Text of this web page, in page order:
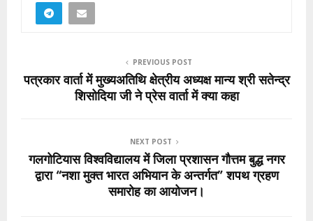
PREVIOUS POST
पत्रकार वार्ता में मुख्यअतिथि क्षेत्रीय अध्यक्ष मान्य श्री सतेन्द्र
शिसोदिया जी ने प्रेस वार्ता में क्या कहा
NEXT POST
गलगोटियास विश्वविद्यालय में जिला प्रशासन गौत्तम बुद्ध नगर
द्वारा “नशा मुक्त भारत अभियान के अन्तर्गत” शपथ ग्रहण
समारोह का आयोजन।